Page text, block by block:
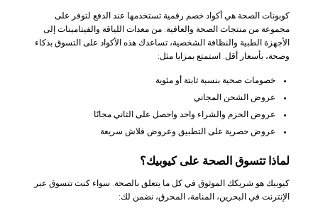
كوبونات الصحة هي أكواد خصم رقمية تستخدمها عند الدفع لتوفر على
مجموعة من منتجات الصحة والعافية. من معدات اللياقة والفيتامينات إلى
الأجهزة الطبية والنظافة الشخصية، تساعدك هذه الأكواد على التسوق بذكاء
وصحة، بأسعار أقل. استمتع بمزايا مثل:
خصومات صحية بنسبة ثابتة أو مئوية
عروض الشحن المجاني
عروض الحزم والشراء واحد واحصل على الثاني مجانًا
عروض حصرية على التطبيق وعروض فلاش سريعة
لماذا تتسوق الصحة على كيوبيك؟
كيوبيك هو شريكك الموثوق في كل ما يتعلق بالصحة. سواء كنت تتسوق عبر
الإنترنت في البحرين، المنامة، المحرق، نضمن لك: